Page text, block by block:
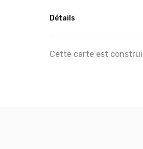
Détails
Cette carte est